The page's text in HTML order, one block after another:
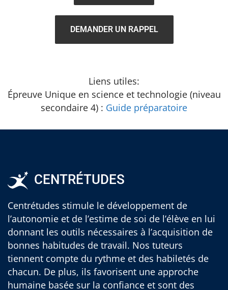
DEMANDER UN RAPPEL
Liens utiles:
Épreuve Unique en science et technologie (niveau
secondaire 4) : Guide préparatoire
CENTRÉTUDES
Centrétudes stimule le développement de
l’autonomie et de l’estime de soi de l’élève en lui
donnant les outils nécessaires à l’acquisition de
bonnes habitudes de travail. Nos tuteurs
tiennent compte du rythme et des habiletés de
chacun. De plus, ils favorisent une approche
humaine basée sur la confiance et sont des